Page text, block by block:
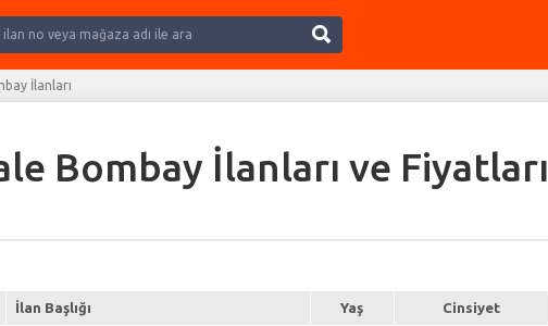
İlanları
Bombay İlanları ve Fiyatları
İlan Başlığı Yaş Cinsiyet